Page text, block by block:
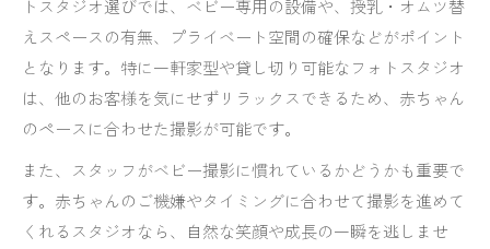
トスタジオ選びでは、ベビー専用の設備や、授乳・オムツ替
えスペースの有無、プライベート空間の確保などがポイント
となります。特に一軒家型や貸し切り可能なフォトスタジオ
は、他のお客様を気にせずリラックスできるため、赤ちゃん
のペースに合わせた撮影が可能です。
また、スタッフがベビー撮影に慣れているかどうかも重要で
す。赤ちゃんのご機嫌やタイミングに合わせて撮影を進めて
くれるスタジオなら、自然な笑顔や成長の一瞬を逃しませ